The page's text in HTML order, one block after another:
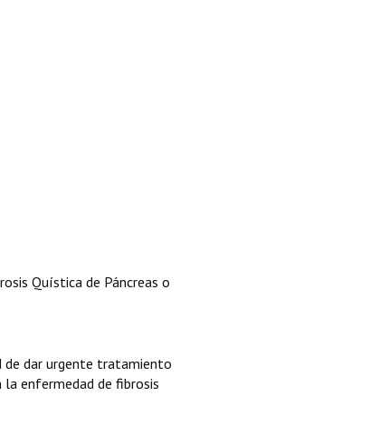
Quística de Páncreas o
de dar urgente tratamiento
enfermedad de fibrosis